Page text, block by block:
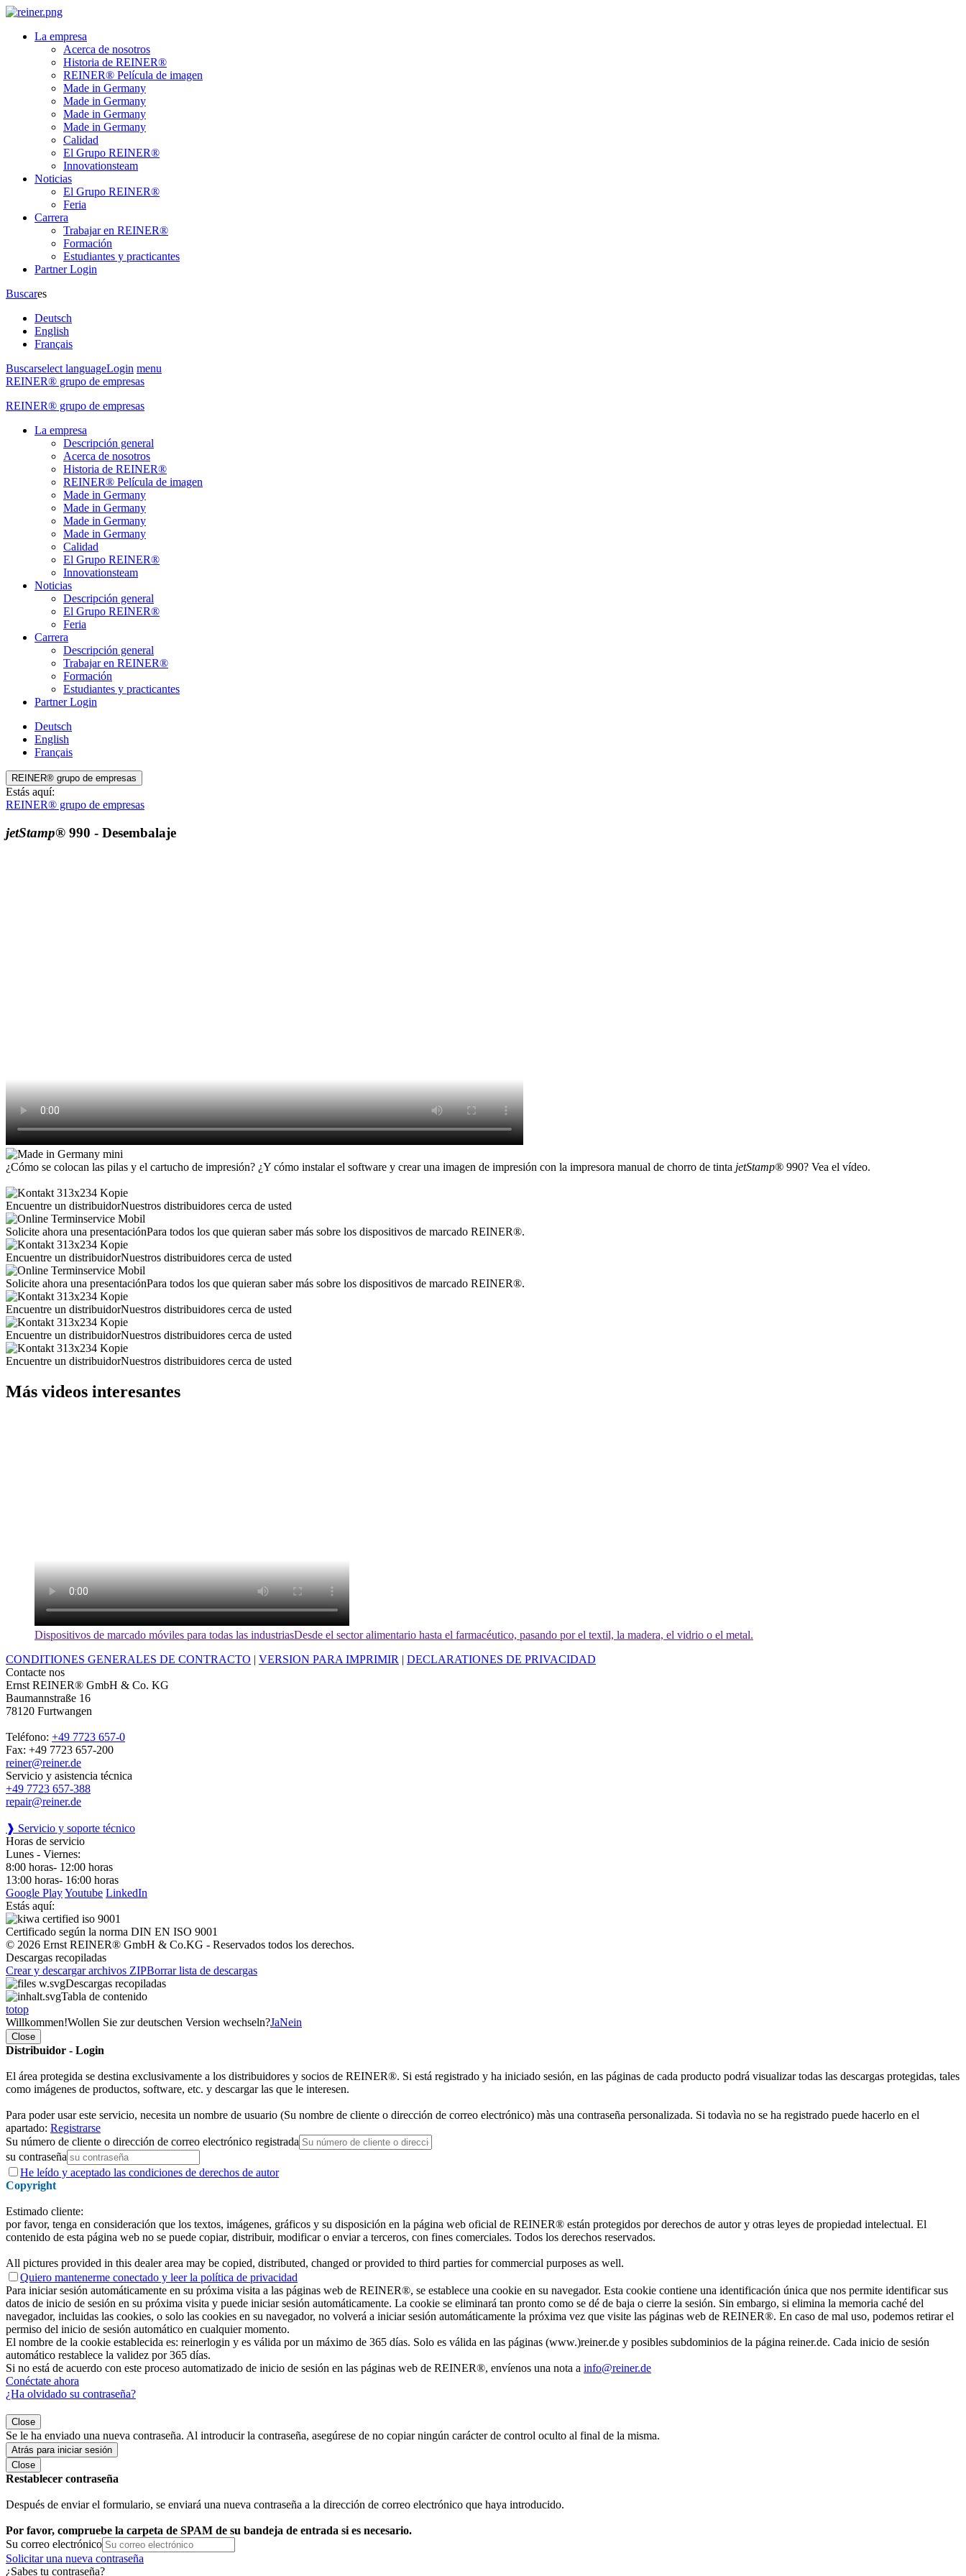
La empresa
Acerca de nosotros
Historia de REINER®
REINER® Película de imagen
Made in Germany
Made in Germany
Made in Germany
Made in Germany
Calidad
El Grupo REINER®
Innovationsteam
Noticias
El Grupo REINER®
Feria
Carrera
Trabajar en REINER®
Formación
Estudiantes y practicantes
Partner Login
Buscares
Deutsch
English
Français
Buscarselect languageLogin menu
REINER® grupo de empresas
REINER® grupo de empresas
La empresa
Descripción general
Acerca de nosotros
Historia de REINER®
REINER® Película de imagen
Made in Germany
Made in Germany
Made in Germany
Made in Germany
Calidad
El Grupo REINER®
Innovationsteam
Noticias
Descripción general
El Grupo REINER®
Feria
Carrera
Descripción general
Trabajar en REINER®
Formación
Estudiantes y practicantes
Partner Login
Deutsch
English
Français
REINER® grupo de empresas
Estás aquí:
REINER® grupo de empresas
jetStamp® 990 - Desembalaje
¿Cómo se colocan las pilas y el cartucho de impresión? ¿Y cómo instalar el software y crear una imagen de impresión con la impresora manual de chorro de tinta jetStamp® 990? Vea el vídeo.
Encuentre un distribuidorNuestros distribuidores cerca de usted
Solicite ahora una presentaciónPara todos los que quieran saber más sobre los dispositivos de marcado REINER®.
Encuentre un distribuidorNuestros distribuidores cerca de usted
Solicite ahora una presentaciónPara todos los que quieran saber más sobre los dispositivos de marcado REINER®.
Encuentre un distribuidorNuestros distribuidores cerca de usted
Encuentre un distribuidorNuestros distribuidores cerca de usted
Encuentre un distribuidorNuestros distribuidores cerca de usted
Más videos interesantes
Dispositivos de marcado móviles para todas las industriasDesde el sector alimentario hasta el farmacéutico, pasando por el textil, la madera, el vidrio o el metal.
CONDITIONES GENERALES DE CONTRACTO | VERSION PARA IMPRIMIR | DECLARATIONES DE PRIVACIDAD
Contacte nos
Ernst REINER® GmbH & Co. KG
Baumannstraße 16
78120 Furtwangen
Teléfono: +49 7723 657-0
Fax: +49 7723 657-200
reiner@reiner.de
Servicio y asistencia técnica
+49 7723 657-388
repair@reiner.de
❱ Servicio y soporte técnico
Horas de servicio
Lunes - Viernes:
8:00 horas- 12:00 horas
13:00 horas- 16:00 horas
Google PlayYoutube LinkedIn
Estás aquí:
Certificado según la norma DIN EN ISO 9001
© 2026 Ernst REINER® GmbH & Co.KG - Reservados todos los derechos.
Descargas recopiladas
Crear y descargar archivos ZIPBorrar lista de descargas
Descargas recopiladas
Tabla de contenido
totop
Willkommen!Wollen Sie zur deutschen Version wechseln?JaNein
Close
Distribuidor - Login
El área protegida se destina exclusivamente a los distribuidores y socios de REINER®. Si está registrado y ha iniciado sesión, en las páginas de cada producto podrá visualizar todas las descargas protegidas, tales
como imágenes de productos, software, etc. y descargar las que le interesen.
Para poder usar este servicio, necesita un nombre de usuario (Su nombre de cliente o dirección de correo electrónico) màs una contraseña personalizada. Si todavìa no se ha registrado puede hacerlo en el
apartado: Registrarse
Su número de cliente o dirección de correo electrónico registrada
su contraseña
He leído y aceptado las condiciones de derechos de autor
Copyright
Estimado cliente:
por favor, tenga en consideración que los textos, imágenes, gráficos y su disposición en la página web oficial de REINER® están protegidos por derechos de autor y otras leyes de propiedad intelectual. El
contenido de esta página web no se puede copiar, distribuir, modificar o enviar a terceros, con fines comerciales. Todos los derechos reservados.
All pictures provided in this dealer area may be copied, distributed, changed or provided to third parties for commercial purposes as well.
Quiero mantenerme conectado y leer la política de privacidad
Para iniciar sesión automáticamente en su próxima visita a las páginas web de REINER®, se establece una cookie en su navegador. Esta cookie contiene una identificación única que nos permite identificar sus
datos de inicio de sesión en su próxima visita y puede iniciar sesión automáticamente. La cookie se eliminará tan pronto como se dé de baja o cierre la sesión. Sin embargo, si elimina la memoria caché del
navegador, incluidas las cookies, o solo las cookies en su navegador, no volverá a iniciar sesión automáticamente la próxima vez que visite las páginas web de REINER®. En caso de mal uso, podemos retirar el
permiso del inicio de sesión automático en cualquier momento.
El nombre de la cookie establecida es: reinerlogin y es válida por un máximo de 365 días. Solo es válida en las páginas (www.)reiner.de y posibles subdominios de la página reiner.de. Cada inicio de sesión
automático restablece la validez por 365 días.
Si no está de acuerdo con este proceso automatizado de inicio de sesión en las páginas web de REINER®, envíenos una nota a info@reiner.de
Conéctate ahora
¿Ha olvidado su contraseña?
Close
Se le ha enviado una nueva contraseña. Al introducir la contraseña, asegúrese de no copiar ningún carácter de control oculto al final de la misma.
Atrás para iniciar sesión
Close
Restablecer contraseña
Después de enviar el formulario, se enviará una nueva contraseña a la dirección de correo electrónico que haya introducido.
Por favor, compruebe la carpeta de SPAM de su bandeja de entrada si es necesario.
Su correo electrónico
Solicitar una nueva contraseña
¿Sabes tu contraseña?